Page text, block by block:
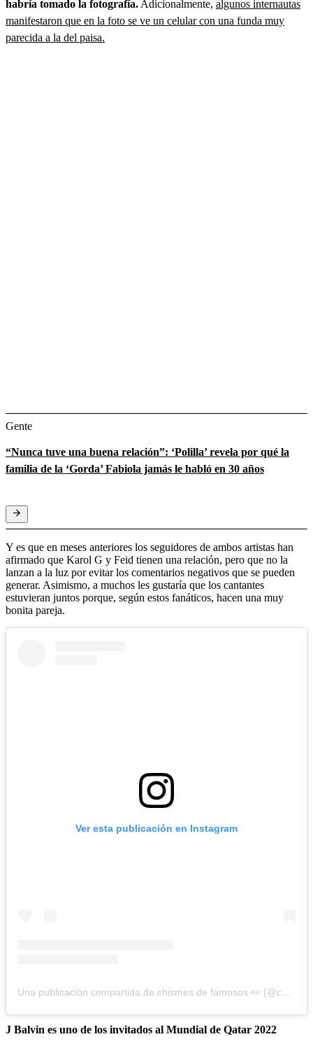
habría tomado la fotografía. Adicionalmente, algunos internautas
manifestaron que en la foto se ve un celular con una funda muy
parecida a la del paisa.
Gente
“Nunca tuve una buena relación”: ‘Polilla’ revela por qué la
familia de la ‘Gorda’ Fabiola jamás le habló en 30 años
Y es que en meses anteriores los seguidores de ambos artistas han
afirmado que Karol G y Feid tienen una relación, pero que no la
lanzan a la luz por evitar los comentarios negativos que se pueden
generar. Asimismo, a muchos les gustaría que los cantantes
estuvieran juntos porque, según estos fanáticos, hacen una muy
bonita pareja.
Ver esta publicación en Instagram
J Balvin es uno de los invitados al Mundial de Qatar 2022